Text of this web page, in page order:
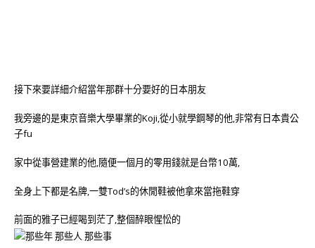
接下來要詳細介紹當年那群十分要好的日本朋友
我旁邊的是東京音樂大學畢業的Koji,從小就學鋼琴的他,非常有日本貴公
子fu
家中從事營建業的他,隨便一個月的零用錢就是台幣10萬,
全身上下都是名牌,一雙Tod’s的休閒鞋被他拿來當拖鞋穿
前面的雅子已經喝到茫了,整個醉眼惺忪的